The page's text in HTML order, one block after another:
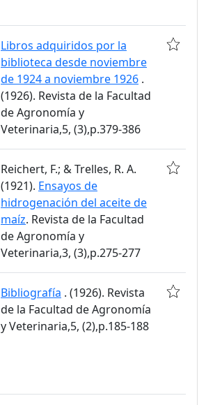
Libros adquiridos por la
biblioteca desde noviembre
de 1924 a noviembre 1926 .
(1926). Revista de la Facultad
de Agronomía y
Veterinaria,5, (3),p.379-386
Reichert, F.; & Trelles, R. A.
(1921). Ensayos de
hidrogenación del aceite de
maíz. Revista de la Facultad
de Agronomía y
Veterinaria,3, (3),p.275-277
Bibliografía . (1926). Revista
de la Facultad de Agronomía
y Veterinaria,5, (2),p.185-188